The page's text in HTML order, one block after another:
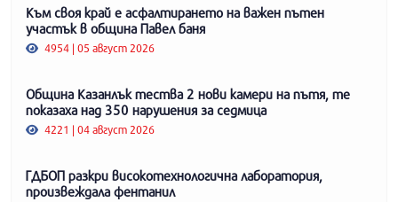
Към своя край е асфалтирането на важен пътен
участък в община Павел баня
4954 | 05 август 2026
Община Казанлък тества 2 нови камери на пътя, те
показаха над 350 нарушения за седмица
4221 | 04 август 2026
ГДБОП разкри високотехнологична лаборатория,
произвеждала фентанил